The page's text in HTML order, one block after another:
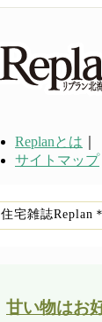
Replanとは
サイトマップ
住宅雑誌Replan
甘い物はお